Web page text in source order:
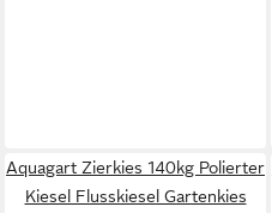
Aquagart Zierkies 140kg Polierter
Kiesel Flusskiesel Gartenkies